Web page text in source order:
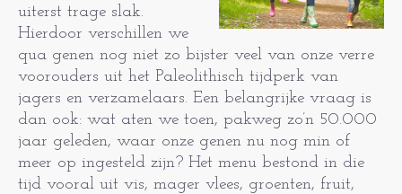
uiterst trage slak.
Hierdoor verschillen we
qua genen nog niet zo bijster veel van onze verre
voorouders uit het Paleolithisch tijdperk van
jagers en verzamelaars. Een belangrijke vraag is
dan ook: wat aten we toen, pakweg zo’n 50.000
jaar geleden, waar onze genen nu nog min of
meer op ingesteld zijn? Het menu bestond in die
tijd vooral uit vis, mager vlees, groenten, fruit,